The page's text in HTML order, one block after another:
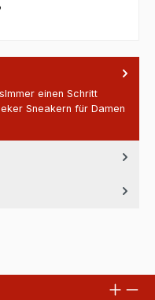
einen Schritt
Sneakern für Damen